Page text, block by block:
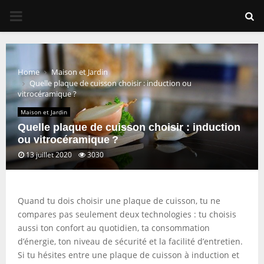
PRIMARY
MENU
Home
Maison et Jardin
Quelle plaque de cuisson choisir : induction ou
vitrocéramique ?
Maison et Jardin
Quelle plaque de cuisson choisir : induction
ou vitrocéramique ?
13 juillet 2020 3030
Quand tu dois choisir une plaque de cuisson, tu ne
compares pas seulement deux technologies : tu choisis
aussi ton confort au quotidien, ta consommation
d’énergie, ton niveau de sécurité et la facilité d’entretien.
Si tu hésites entre une plaque de cuisson à induction et